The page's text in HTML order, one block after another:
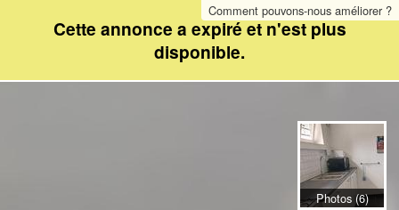
Comment pouvons-nous améliorer ?
Cette annonce a expiré et n'est plus
disponible.